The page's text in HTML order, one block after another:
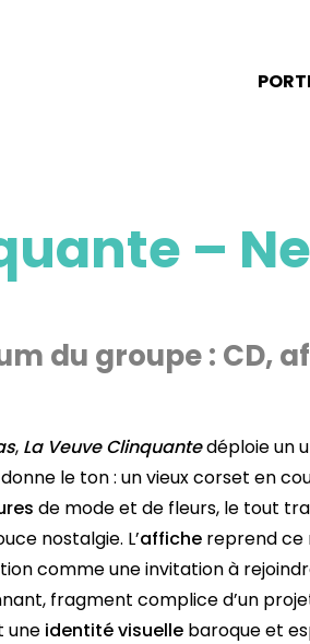
–
du groupe : CD,
, La Veuve Clinquantedéploie un
le ton : un vieux corset en
de mode et de fleurs, le tout
nostalgie. L’affiche reprend ce
comme une invitation à
fragment complice d’un
une identité visuelle baroque et